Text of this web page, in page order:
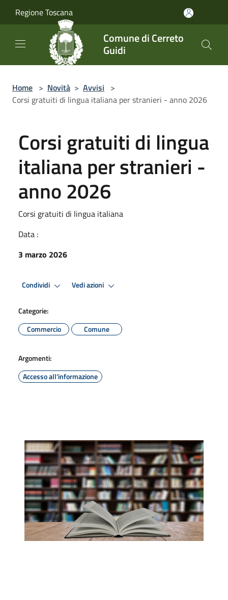
Regione Toscana
Comune di Cerreto
Guidi
Home > Novità > Avvisi >
Corsi gratuiti di lingua italiana per stranieri - anno 2026
Corsi gratuiti di lingua
italiana per stranieri -
anno 2026
Corsi gratuiti di lingua italiana
Data :
3 marzo 2026
Condividi Vedi azioni
Categorie:
Commercio
Comune
Argomenti:
Accesso all'informazione